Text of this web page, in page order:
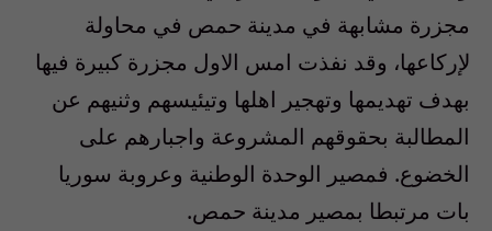
مجزرة مشابهة في مدينة حمص في محاولة
لإركاعها، وقد نفذت امس الاول مجزرة كبيرة فيها
بهدف تهديمها وتهجير اهلها وتيئيسهم وثنيهم عن
المطالبة بحقوقهم المشروعة واجبارهم على
الخضوع. فمصير الوحدة الوطنية وعروبة سوريا
بات مرتبطا بمصير مدينة حمص.